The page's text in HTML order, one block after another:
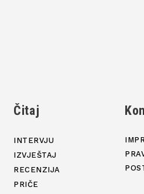
Čitaj
INTERVJU
IZVJEŠTAJ
RECENZIJA
PRIČE